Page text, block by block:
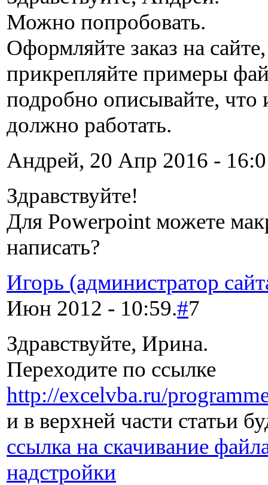
Можно попробовать.
Оформляйте заказ на сайте,
прикрепляйте примеры
подробно описывайте, что
должно работать.
Андрей, 20 Апр 2016 -
Здравствуйте!
Для Powerpoint можете
написать?
Игорь (администратор
Июн 2012 - 10:59.#7
Здравствуйте, Ирина.
Переходите по ссылке
http://excelvba.ru/
и в верхней части статьи
ссылка на скачивание
надстройки